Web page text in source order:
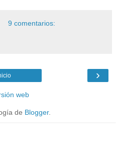
9 comentarios:
›
web
de Blogger.